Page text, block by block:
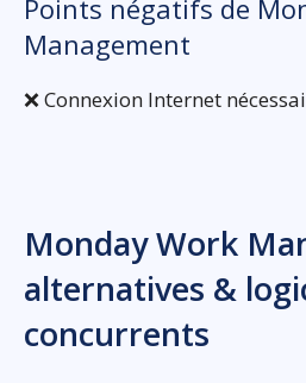
Points négatifs de
Management
❌ Connexion Internet
Monday Work
alternatives &
concurrents